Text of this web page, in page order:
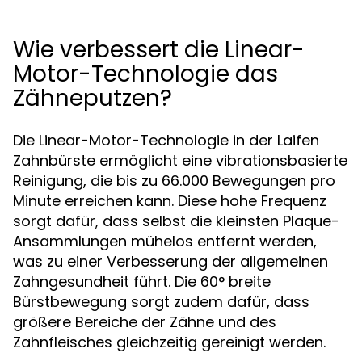
Wie verbessert die Linear-
Motor-Technologie das
Zähneputzen?
Die Linear-Motor-Technologie in der Laifen
Zahnbürste ermöglicht eine vibrationsbasierte
Reinigung, die bis zu 66.000 Bewegungen pro
Minute erreichen kann. Diese hohe Frequenz
sorgt dafür, dass selbst die kleinsten Plaque-
Ansammlungen mühelos entfernt werden,
was zu einer Verbesserung der allgemeinen
Zahngesundheit führt. Die 60° breite
Bürstbewegung sorgt zudem dafür, dass
größere Bereiche der Zähne und des
Zahnfleisches gleichzeitig gereinigt werden.